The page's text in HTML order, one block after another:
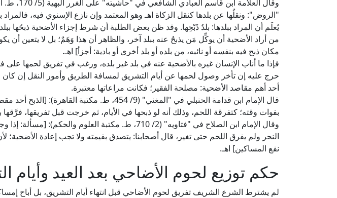
وقال العلامة
"الروض": ونقلُها عن بلدها كنقل الزكاة اهـ وهو المعتمد وإن نازع الإسنوي فيه، فالمراد
يُعلَم أن المراد ببلدها: بلدُ ذَبْحِها. وقد ظن بعض الطلبة أن شرط إجزاء الأضحية ذبحُها
من أراد الأضحية أن يوكِّل مَن يذبحُ عنه ببلد آخر، والظاهر أن هذا وَهَمٌ؛ بل لا يتعين أن
مكان ذبح فيه بنفسه أو نائبه، من بلده أو بلد أخرى أو بادية: أجزأ] اهـ.
فإذا ما أناب الإنسان غيره بالأضحية عنه في بلد غير بلده، ورغب في تفريق لحمها على
حرج عليه إن تأخر وصول لحمها عن أيام التشريق لمسافة الطريق وأمور النقل إن
أحد أهم مقاصد الأضحية: مصلحة الفقير؛ فكانت مراعاتها معتبرة.
قال الإمام ابن قدامة الحنبلي في "المغني" (9/ 454، ط. مكتبة
بفوات وقته؛ كتفرقة اللحم، وذلك أنه لو ذبحها في الأيام، ثم خرجت قبل تفريقها، فرَّقها
وقال الإمام ابن الصلاح في "فتاويه" (2/ 710، ط. مكتبة العلوم
النحر ولم يفرق اللحم حتى تغير، قال أصحابنا: يتصدق بقيمته ولا تجب إعادة الأضحية؛
نفع المساكين] اهـ.
حكم توزيع لحوم الأضاحي بعد العيد وأيام
لم يشترط الشرع الشريف تفريق لحوم الأضاحي قبل انتهاء أيام التشريق، بل أباح